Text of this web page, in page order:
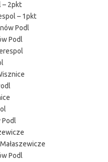
– 2pkt
– 1pkt
Podl
Podl
Podl
Podl